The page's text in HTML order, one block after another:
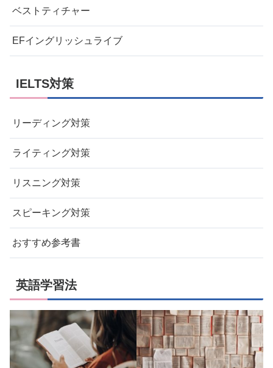
ベストティチャー
EFイングリッシュライブ
IELTS対策
リーディング対策
ライティング対策
リスニング対策
スピーキング対策
おすすめ参考書
英語学習法